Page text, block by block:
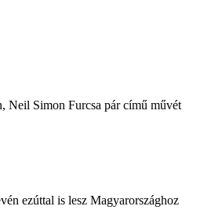
Neil Simon Furcsa pár című művét
ezúttal is lesz Magyarországhoz